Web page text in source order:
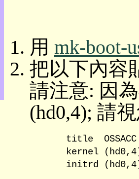
頁
@
朝
陽
用 mk-boot-
把以下內容
請注意: 因
(hd0,4); 請
title  OSSACC
kernel